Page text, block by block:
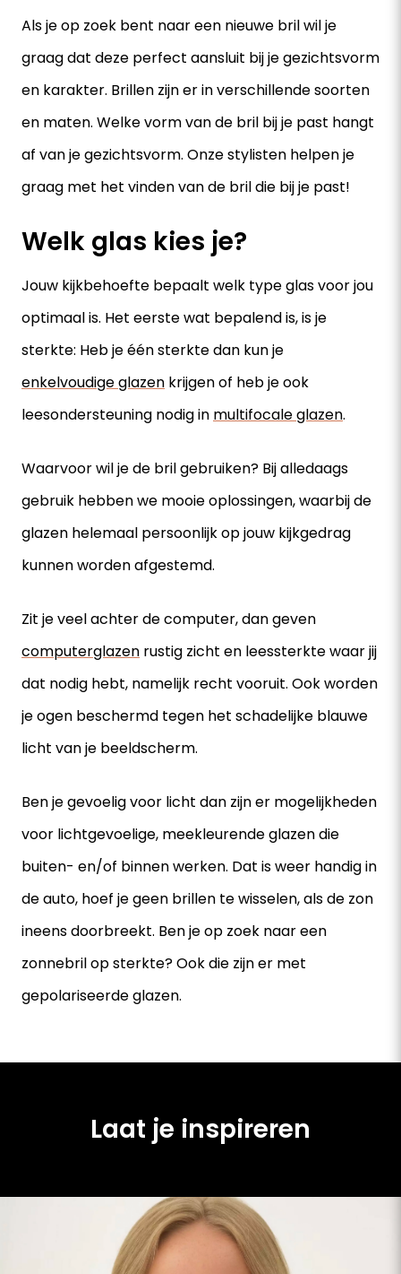
Als je op zoek bent naar een nieuwe bril wil je
graag dat deze perfect aansluit bij je gezichtsvorm
en karakter. Brillen zijn er in verschillende soorten
en maten. Welke vorm van de bril bij je past hangt
af van je gezichtsvorm. Onze stylisten helpen je
graag met het vinden van de bril die bij je past!
Welk glas kies je?
Jouw kijkbehoefte bepaalt welk type glas voor jou
optimaal is. Het eerste wat bepalend is, is je
sterkte: Heb je één sterkte dan kun je
enkelvoudige glazen krijgen of heb je ook
leesondersteuning nodig in multifocale glazen.
Waarvoor wil je de bril gebruiken? Bij alledaags
gebruik hebben we mooie oplossingen, waarbij de
glazen helemaal persoonlijk op jouw kijkgedrag
kunnen worden afgestemd.
Zit je veel achter de computer, dan geven
computerglazen rustig zicht en leessterkte waar jij
dat nodig hebt, namelijk recht vooruit. Ook worden
je ogen beschermd tegen het schadelijke blauwe
licht van je beeldscherm.
Ben je gevoelig voor licht dan zijn er mogelijkheden
voor lichtgevoelige, meekleurende glazen die
buiten- en/of binnen werken. Dat is weer handig in
de auto, hoef je geen brillen te wisselen, als de zon
ineens doorbreekt. Ben je op zoek naar een
zonnebril op sterkte? Ook die zijn er met
gepolariseerde glazen.
Laat je inspireren